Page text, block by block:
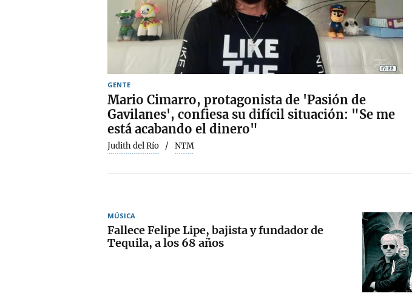
GENTE
Mario Cimarro, protagonista de 'Pasión de
Gavilanes', confiesa su difícil situación: "Se me
está acabando el dinero"
Judith del Río NTM
MÚSICA
Fallece Felipe Lipe, bajista y fundador de
Tequila, a los 68 años